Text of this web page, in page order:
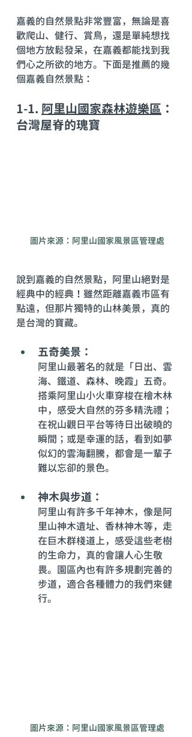
嘉義的自然景點非常豐富，無論是喜
歡爬山、健行、賞鳥，還是單純想找
個地方放鬆發呆，在嘉義都能找到我
們心之所欲的地方。下面是推薦的幾
個嘉義自然景點：
1-1. 阿里山國家森林遊樂區 ：
台灣屋脊的瑰寶
圖片來源：阿里山國家風景區管理處
說到嘉義的自然景點，阿里山絕對是
經典中的經典！雖然距離嘉義市區有
點遠，但那片獨特的山林美景，真的
是台灣的寶藏。
五奇美景：
阿里山最著名的就是「日出、雲
海、鐵道、森林、晚霞」五奇。
搭乘阿里山小火車穿梭在檜木林
中，感受大自然的芬多精洗禮；
在祝山觀日平台等待日出破曉的
瞬間；或是幸運的話，看到如夢
似幻的雲海翻騰，都會是一輩子
難以忘卻的景色。
神木與步道：
阿里山有許多千年神木，像是阿
里山神木遺址、香林神木等，走
在巨木群棧道上，感受這些老樹
的生命力，真的會讓人心生敬
畏。園區內也有許多規劃完善的
步道，適合各種體力的我們來健
行。
圖片來源：阿里山國家風景區管理處